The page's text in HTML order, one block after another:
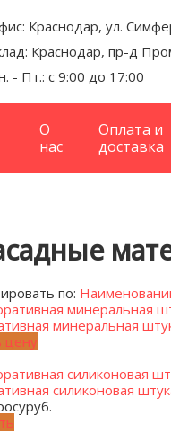
Краснодар, ул.
Краснодар, пр-д
- Пт.: с 9:00 до 17:00
О
нас
Оплата и
доставка
по:
минеральная
цену
силиконовая
руб.